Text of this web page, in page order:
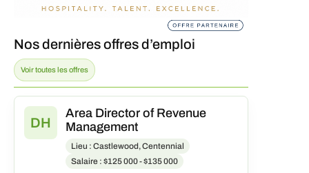
Nos dernières offres d’emploi
Voir toutes les offres
DH
Area Director of Revenue
Management
Lieu : Castlewood, Centennial
Salaire : $125 000 - $135 000